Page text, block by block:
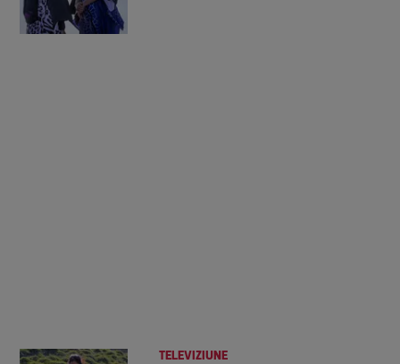
TELEVIZIUNE